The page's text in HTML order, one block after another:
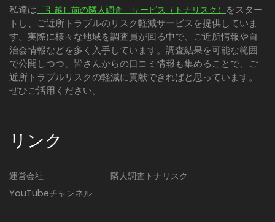
私達は 「引越し前の隣人調査」サービス（トナリスク） をスター
トし、ご近所トラブルのリスク軽減サービスを提供していま
す。実際に様々な地域を調査員が回る中で、ご近所情報や自
治会情報などを多く入手しています。調査結果を可能な範囲
で公開しつつ、皆さんからの口コミ情報も集めることで、ご
近所トラブルリスクの軽減に貢献できればと思っています。
ぜひご活用ください。
リンク
運営会社
YouTubeチャンネル
隣人調査トナリスク